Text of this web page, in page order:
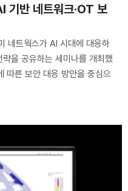
기반 네트워크·OT 보
네트웍스가 AI 시대에 대응하
을 공유하는 세미나를 개최했
따른 보안 대응 방안을 중심으